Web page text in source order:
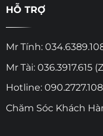
HỖ TRỢ
Mr Tính:
Mr Tài: 036.3917.615
Hotline:
Chăm Sóc Khách